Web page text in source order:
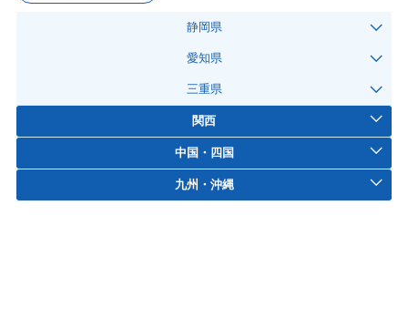
静岡県
愛知県
三重県
関西
中国・四国
九州・沖縄